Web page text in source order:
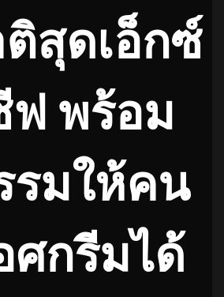
สุดเอ็กซ์
พร้อม
รมให้คน
ศกรีมได้